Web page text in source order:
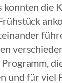
konnten die
und für viel